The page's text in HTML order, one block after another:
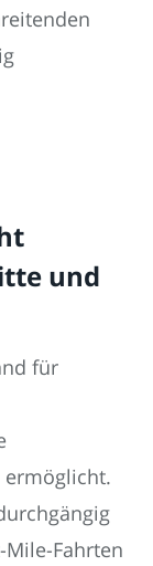
und
für
ermöglicht.
Fahrten